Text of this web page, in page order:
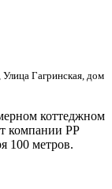
Гагринская, дом
коттеджном
компании РР
100 метров.